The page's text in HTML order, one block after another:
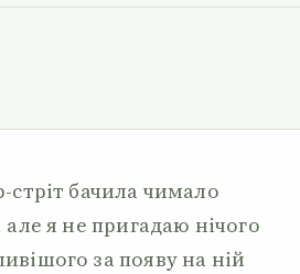
бачила чимало
я не пригадаю нічого
за появу на ній